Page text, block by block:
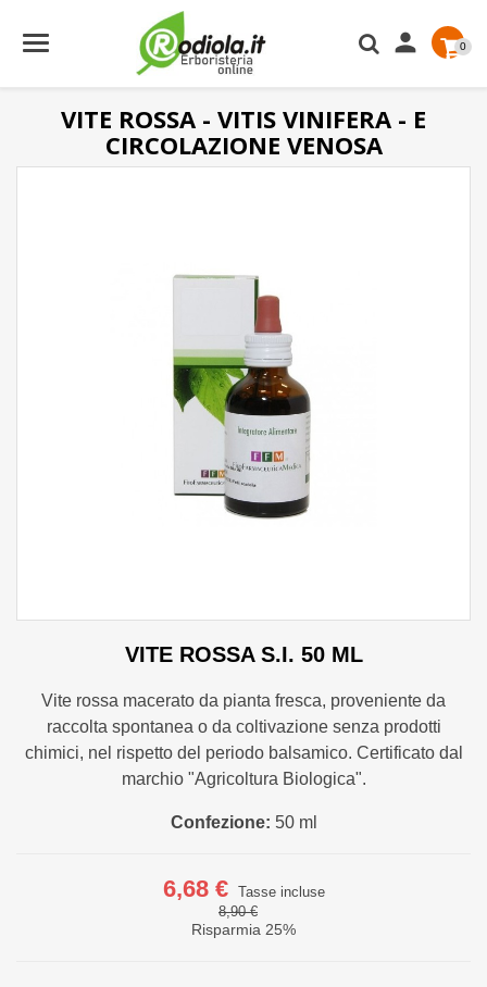
 0
VITE ROSSA - VITIS VINIFERA - E
CIRCOLAZIONE VENOSA
VITE ROSSA S.I. 50 ML
Vite rossa macerato da pianta fresca, proveniente da
raccolta spontanea o da coltivazione senza prodotti
chimici, nel rispetto del periodo balsamico. Certificato dal
marchio "Agricoltura Biologica".
Confezione: 50 ml
6,68 €
Tasse incluse
8,90 €
Risparmia 25%